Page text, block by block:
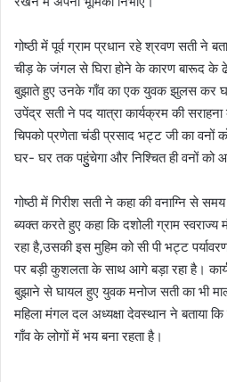
गोष्ठी में पूर्व ग्राम प्रधान रहे श्रवण सती ने
चीड़ के जंगल से घिरा होने के कारण बारूद के
बुझाते हुए उनके गाँव का एक युवक झुलस कर
उपेंद्र सती ने पद यात्रा कार्यक्रम की
चिपको प्रणेता चंडी प्रसाद भट्ट जी का वनों
घर- घर तक पहुुंचेगा और निश्चित ही वनों को
गोष्ठी में गिरीश सती ने कहा की वनाग्नि से
ब्यक्त करते हुए कहा कि दशोली ग्राम
रहा है,उसकी इस मुहिम को सी पी भट्ट
पर बड़ी कुशलता के साथ आगे बड़ा रहा है।
बुझाने से घायल हुए युवक मनोज सती का भी
महिला मंगल दल अध्यक्षा देवस्थान ने बताया
गाँव के लोगों में भय बना रहता है।